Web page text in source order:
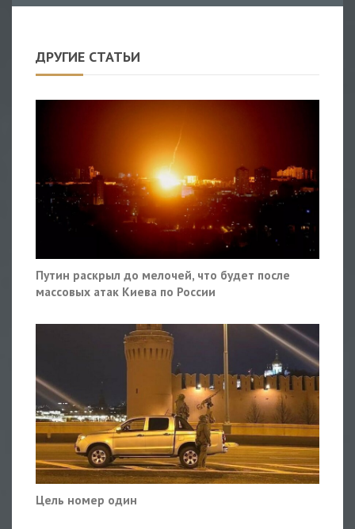
ДРУГИЕ СТАТЬИ
Путин раскрыл до мелочей, что будет после
массовых атак Киева по России
Цель номер один